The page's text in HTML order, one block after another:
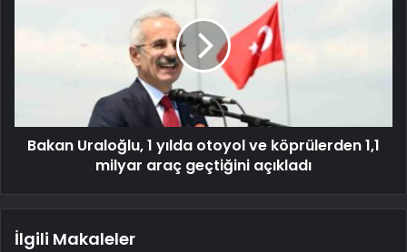
Bakan Uraloğlu, 1 yılda otoyol ve köprülerden 1,1
milyar araç geçtiğini açıkladı
İlgili Makaleler